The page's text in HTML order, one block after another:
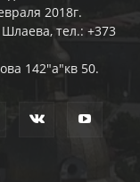
2018г.
тел.: +373
142"а"кв 50.